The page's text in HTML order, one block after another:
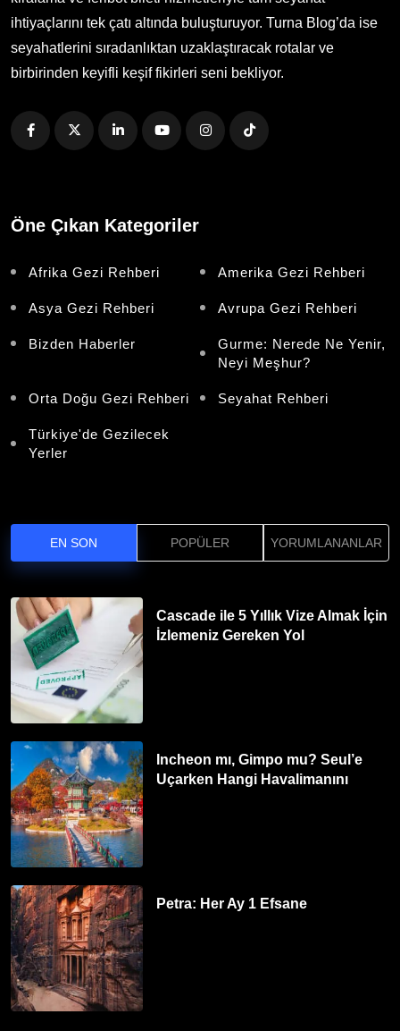
ihtiyaçlarını tek çatı altında buluşturuyor. Turna Blog’da ise
seyahatlerini sıradanlıktan uzaklaştıracak rotalar ve
birbirinden keyifli keşif fikirleri seni bekliyor.
Öne Çıkan Kategoriler
Afrika Gezi Rehberi Amerika Gezi Rehberi
Asya Gezi Rehberi Avrupa Gezi Rehberi
Bizden Haberler
Gurme: Nerede Ne Yenir,
Neyi Meşhur?
Orta Doğu Gezi Rehberi Seyahat Rehberi
Türkiye'de Gezilecek
Yerler
EN SON POPÜLER YORUMLANANLAR
Cascade ile 5 Yıllık Vize Almak İçin
İzlemeniz Gereken Yol
Incheon mı, Gimpo mu? Seul’e
Uçarken Hangi Havalimanını
Petra: Her Ay 1 Efsane